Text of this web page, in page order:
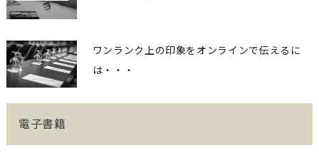
ワンランク上の印象をオンラインで伝えるに
は・・・
電子書籍